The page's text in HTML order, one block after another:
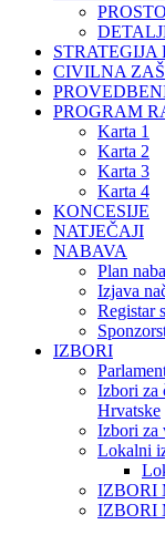
STRATEGIJA
CIVILNA
PROGRAM
Karta 1
Karta 2
Karta 3
Karta 4
KONCESIJE
NATJEČAJI
NABAVA
Plan
Izjava
Registar
IZBORI
Izbori za
Hrvatske
Izbori za
Lokalni
IZBORI
IZBORI